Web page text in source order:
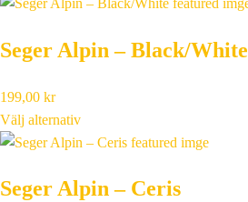
Seger Alpin – Black/White
199,00 kr
Välj alternativ
Seger Alpin – Ceris